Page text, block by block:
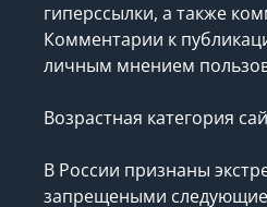
гиперссылки, а также
Комментарии к
личным мнением
Возрастная категория
В России признаны
запрещеными